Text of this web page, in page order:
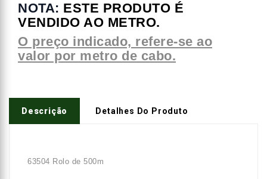
NOTA: ESTE PRODUTO É
VENDIDO AO METRO.
O preço indicado, refere-se ao
valor por metro de cabo.
Descrição Detalhes Do Produto
63504 Rolo de 500m